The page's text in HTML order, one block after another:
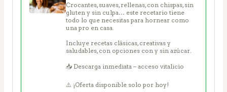
Crocantes, suaves, rellenas, con chispas, sin
gluten y sin culpa… este recetario tiene
todo lo que necesitas para hornear como
una pro en casa.
Incluye recetas clásicas, creativas y
saludables, con opciones con y sin azúcar.
📥 Descarga inmediata – acceso vitalicio
⚠️ ¡Oferta disponible solo por hoy!